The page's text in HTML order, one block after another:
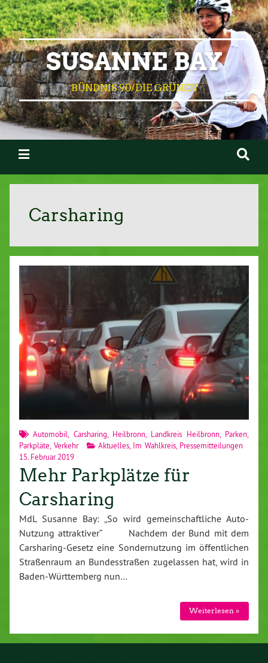
SUSANNE BAY
BÜNDNIS 90/DIE GRÜNEN
Carsharing
Automobil Carsharing Heilbronn Landkreis Heilbronn, Parken
Parkpläte Verkehr Aktuelles, Im Wahlkreis, Pressemitteilungen
15. Februar 2019
Mehr Parkplätze für
Carsharing
MdL Susanne Bay: „So wird gemeinschaftliche Auto-
Nutzung attraktiver“ Nachdem der Bund mit dem
Carsharing-Gesetz eine Sondernutzung im öffentlichen
Straßenraum an Bundesstraßen zugelassen hat, wird in
Baden-Württemberg nun…
Weiterlesen »